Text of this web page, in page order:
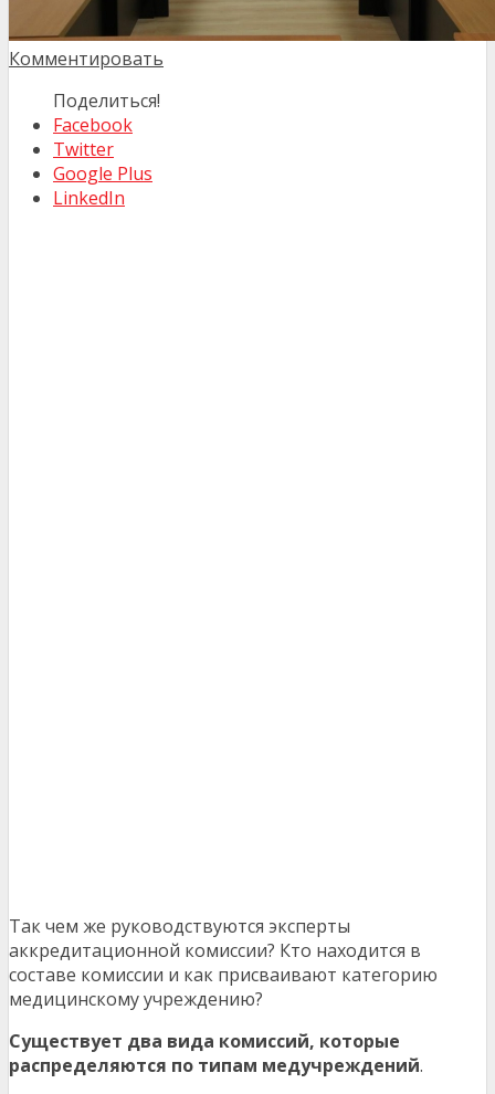
Комментировать
Поделиться!
Facebook
Twitter
Google Plus
LinkedIn
Так чем же руководствуются эксперты
аккредитационной комиссии? Кто находится в
составе комиссии и как присваивают категорию
медицинскому учреждению?
Существует два вида комиссий, которые
распределяются по типам медучреждений.